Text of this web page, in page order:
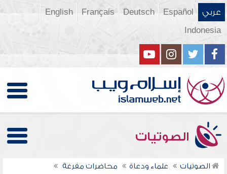
عربي Español
Deutsch
Français
English
Indonesia
الصوتيات
الصوتيات علماء ودعاة
محاضرات مفرغة